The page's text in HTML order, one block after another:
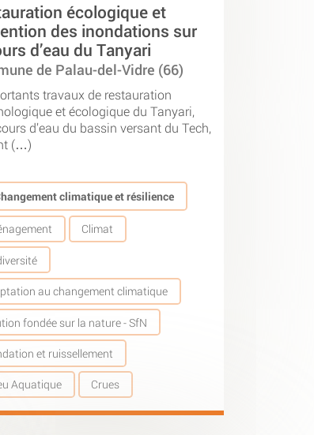
écologique et
des inondations sur
d’eau du Tanyari
de Palau-del-Vidre (66)
travaux de restauration
et écologique du Tanyari,
d’eau du bassin versant du Tech,
(…)
climatique et résilience
Climat
au changement climatique
fondée sur la nature - SfN
et ruissellement
Aquatique Crues